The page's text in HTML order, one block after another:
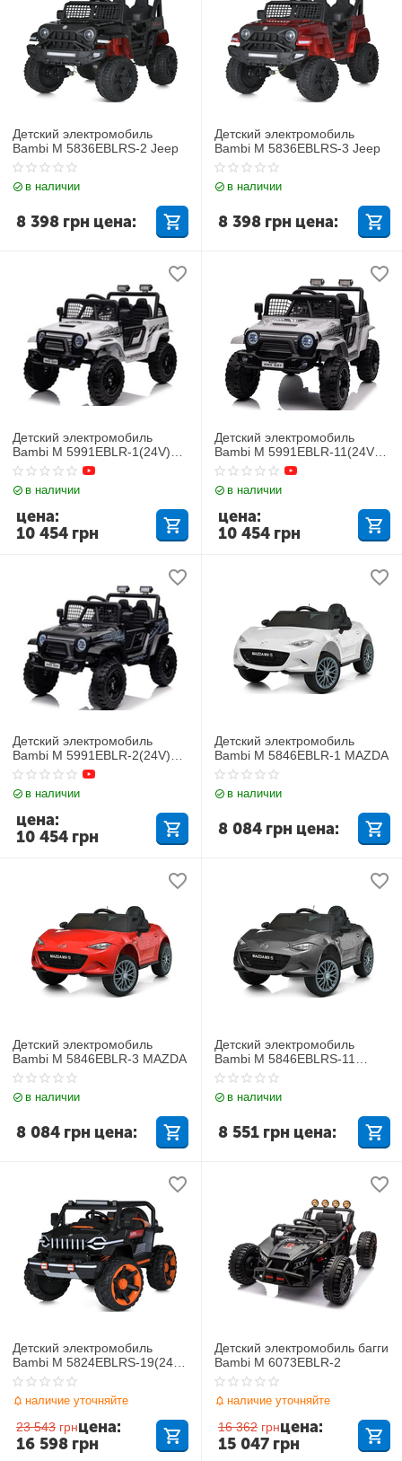
Детский электромобиль
Bambi M 5836EBLRS-2 Jeep
в наличии
8 398 грн цена:
Детский электромобиль
Bambi M 5836EBLRS-3 Jeep
в наличии
8 398 грн цена:
Детский электромобиль
Bambi M 5991EBLR-1(24V)
Джип
в наличии
10 454 грн
цена:
Детский электромобиль
Bambi M 5991EBLR-11(24V)
Джип
в наличии
10 454 грн
цена:
Детский электромобиль
Bambi M 5991EBLR-2(24V)
Джип
в наличии
10 454 грн
цена:
Детский электромобиль
Bambi M 5846EBLR-1 MAZDA
в наличии
8 084 грн цена:
Детский электромобиль
Bambi M 5846EBLR-3 MAZDA
в наличии
8 084 грн цена:
Детский электромобиль
Bambi M 5846EBLRS-11
MAZDA
в наличии
8 551 грн цена:
Детский электромобиль
Bambi M 5824EBLRS-19(24V)
Jeep
наличие уточняйте
23 543 грн
16 598 грн
цена:
Детский электромобиль багги
Bambi M 6073EBLR-2
наличие уточняйте
16 362 грн
15 047 грн
цена: